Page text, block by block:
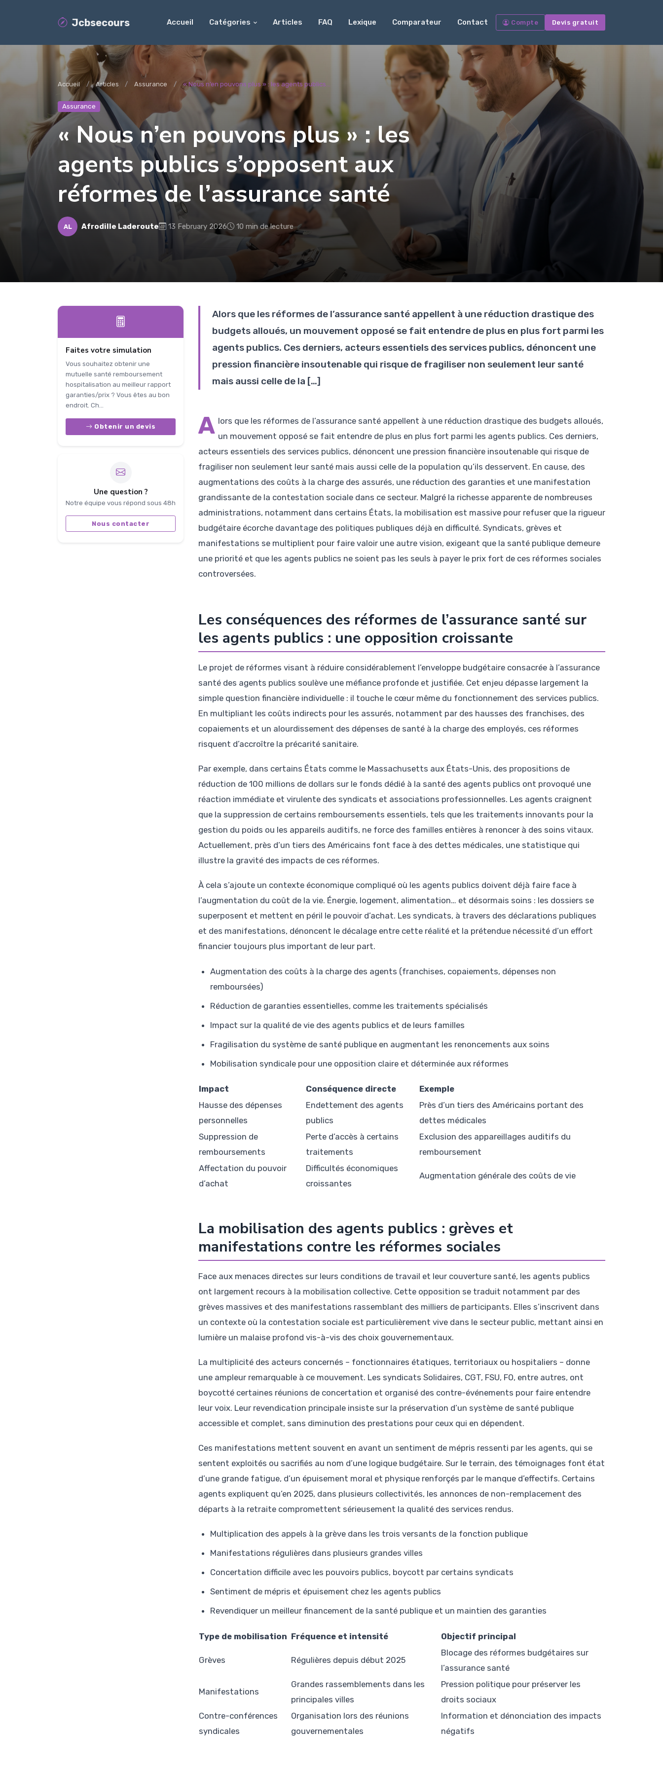
Jcbsecours Accueil Catégories Articles FAQ Lexique Comparateur Contact Compte Devis gratuit
Accueil Articles Assurance « Nous n’en pouvons plus » : les agents publics...
Assurance
« Nous n’en pouvons plus » : les
agents publics s’opposent aux
réformes de l’assurance santé
AL Afrodille Laderoute 13 February 2026 10 min de lecture
Faites votre simulation
Vous souhaitez obtenir une
mutuelle santé remboursement
hospitalisation au meilleur rapport
garanties/prix ? Vous êtes au bon
endroit. Ch...
Obtenir un devis
Une question ?
Notre équipe vous répond sous 48h
Nous contacter
Alors que les réformes de l’assurance santé appellent à une réduction drastique des
budgets alloués, un mouvement opposé se fait entendre de plus en plus fort parmi les
agents publics. Ces derniers, acteurs essentiels des services publics, dénoncent une
pression financière insoutenable qui risque de fragiliser non seulement leur santé
mais aussi celle de la […]
A lors que les réformes de l’assurance santé appellent à une réduction drastique des budgets alloués,
un mouvement opposé se fait entendre de plus en plus fort parmi les agents publics. Ces derniers,
acteurs essentiels des services publics, dénoncent une pression financière insoutenable qui risque de
fragiliser non seulement leur santé mais aussi celle de la population qu’ils desservent. En cause, des
augmentations des coûts à la charge des assurés, une réduction des garanties et une manifestation
grandissante de la contestation sociale dans ce secteur. Malgré la richesse apparente de nombreuses
administrations, notamment dans certains États, la mobilisation est massive pour refuser que la rigueur
budgétaire écorche davantage des politiques publiques déjà en difficulté. Syndicats, grèves et
manifestations se multiplient pour faire valoir une autre vision, exigeant que la santé publique demeure
une priorité et que les agents publics ne soient pas les seuls à payer le prix fort de ces réformes sociales
controversées.
Les conséquences des réformes de l’assurance santé sur
les agents publics : une opposition croissante
Le projet de réformes visant à réduire considérablement l’enveloppe budgétaire consacrée à l’assurance
santé des agents publics soulève une méfiance profonde et justifiée. Cet enjeu dépasse largement la
simple question financière individuelle : il touche le cœur même du fonctionnement des services publics.
En multipliant les coûts indirects pour les assurés, notamment par des hausses des franchises, des
copaiements et un alourdissement des dépenses de santé à la charge des employés, ces réformes
risquent d’accroître la précarité sanitaire.
Par exemple, dans certains États comme le Massachusetts aux États-Unis, des propositions de
réduction de 100 millions de dollars sur le fonds dédié à la santé des agents publics ont provoqué une
réaction immédiate et virulente des syndicats et associations professionnelles. Les agents craignent
que la suppression de certains remboursements essentiels, tels que les traitements innovants pour la
gestion du poids ou les appareils auditifs, ne force des familles entières à renoncer à des soins vitaux.
Actuellement, près d’un tiers des Américains font face à des dettes médicales, une statistique qui
illustre la gravité des impacts de ces réformes.
À cela s’ajoute un contexte économique compliqué où les agents publics doivent déjà faire face à
l’augmentation du coût de la vie. Énergie, logement, alimentation… et désormais soins : les dossiers se
superposent et mettent en péril le pouvoir d’achat. Les syndicats, à travers des déclarations publiques
et des manifestations, dénoncent le décalage entre cette réalité et la prétendue nécessité d’un effort
financier toujours plus important de leur part.
Augmentation des coûts à la charge des agents (franchises, copaiements, dépenses non
remboursées)
Réduction de garanties essentielles, comme les traitements spécialisés
Impact sur la qualité de vie des agents publics et de leurs familles
Fragilisation du système de santé publique en augmentant les renoncements aux soins
Mobilisation syndicale pour une opposition claire et déterminée aux réformes
Impact Conséquence directe
Exemple
Hausse des dépenses
personnelles
Endettement des agents
publics
Près d’un tiers des Américains portant des
dettes médicales
Suppression de
remboursements
Perte d’accès à certains
traitements
Exclusion des appareillages auditifs du
remboursement
Affectation du pouvoir
d’achat
Difficultés économiques
croissantes
Augmentation générale des coûts de vie
La mobilisation des agents publics : grèves et
manifestations contre les réformes sociales
Face aux menaces directes sur leurs conditions de travail et leur couverture santé, les agents publics
ont largement recours à la mobilisation collective. Cette opposition se traduit notamment par des
grèves massives et des manifestations rassemblant des milliers de participants. Elles s’inscrivent dans
un contexte où la contestation sociale est particulièrement vive dans le secteur public, mettant ainsi en
lumière un malaise profond vis-à-vis des choix gouvernementaux.
La multiplicité des acteurs concernés – fonctionnaires étatiques, territoriaux ou hospitaliers – donne
une ampleur remarquable à ce mouvement. Les syndicats Solidaires, CGT, FSU, FO, entre autres, ont
boycotté certaines réunions de concertation et organisé des contre-événements pour faire entendre
leur voix. Leur revendication principale insiste sur la préservation d’un système de santé publique
accessible et complet, sans diminution des prestations pour ceux qui en dépendent.
Ces manifestations mettent souvent en avant un sentiment de mépris ressenti par les agents, qui se
sentent exploités ou sacrifiés au nom d’une logique budgétaire. Sur le terrain, des témoignages font état
d’une grande fatigue, d’un épuisement moral et physique renforçés par le manque d’effectifs. Certains
agents expliquent qu’en 2025, dans plusieurs collectivités, les annonces de non-remplacement des
départs à la retraite compromettent sérieusement la qualité des services rendus.
Multiplication des appels à la grève dans les trois versants de la fonction publique
Manifestations régulières dans plusieurs grandes villes
Concertation difficile avec les pouvoirs publics, boycott par certains syndicats
Sentiment de mépris et épuisement chez les agents publics
Revendiquer un meilleur financement de la santé publique et un maintien des garanties
Type de mobilisation Fréquence et intensité Objectif principal
Grèves Régulières depuis début 2025
Blocage des réformes budgétaires sur
l’assurance santé
Manifestations
Grandes rassemblements dans les
principales villes
Pression politique pour préserver les
droits sociaux
Contre-conférences
syndicales
Organisation lors des réunions
gouvernementales
Information et dénonciation des impacts
négatifs